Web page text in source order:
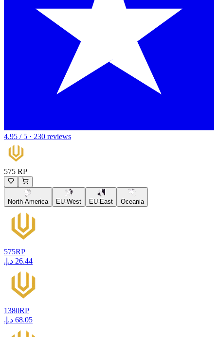
4.95 / 5 · 230 reviews
575 RP
North-America EU-West EU-East Oceania
575RP
1380RP